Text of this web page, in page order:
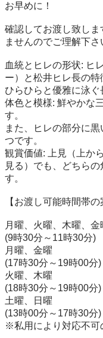
お早めに！
確認してお渡し致しま
ませんのでご理解下さ
血統とヒレの形状: ヒ
ー）と松井ヒレ長の特
ひらひらと優雅に泳ぐ
体色と模様: 鮮やかな
す。
また、ヒレの部分に
つです。
観賞価値: 上見（上か
見る）でも、どちら
す。
【お渡し可能時間帯の
月曜、火曜、木曜、金
(9時30分～11時30分)
月曜、金曜
(17時30分～19時00分)
火曜、木曜
(18時30分～19時00分)
土曜、日曜
(13時00分～17時30分)
※私用により対応不可